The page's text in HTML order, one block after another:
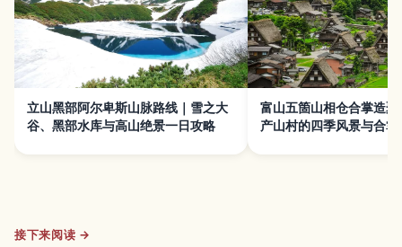
立山黑部阿尔卑斯山脉路线｜雪之大
谷、黑部水库与高山绝景一日攻略
富山五箇山相仓合掌造聚
产山村的四季风景与合掌
接下来阅读 →